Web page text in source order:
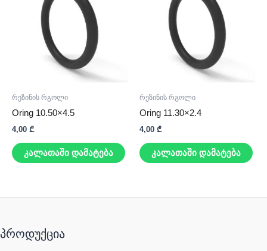
რეზინის რგოლი
Oring 10.50×4.5
4,00 ₾
კალათაში დამატება
რეზინის რგოლი
Oring 11.30×2.4
4,00 ₾
კალათაში დამატება
პროდუქცია